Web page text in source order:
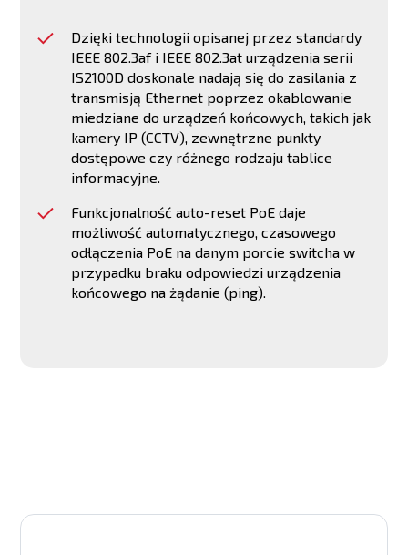
Dzięki technologii opisanej przez standardy
IEEE 802.3af i IEEE 802.3at urządzenia serii
IS2100D doskonale nadają się do zasilania z
transmisją Ethernet poprzez okablowanie
miedziane do urządzeń końcowych, takich jak
kamery IP (CCTV), zewnętrzne punkty
dostępowe czy różnego rodzaju tablice
informacyjne.
Funkcjonalność auto-reset PoE daje
możliwość automatycznego, czasowego
odłączenia PoE na danym porcie switcha w
przypadku braku odpowiedzi urządzenia
końcowego na żądanie (ping).